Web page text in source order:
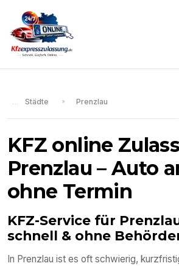
Städte Prenzlau
KFZ online
Prenzlau – Auto
ohne Termin
KFZ-Service für
schnell & ohne
In Prenzlau ist es oft schwierig,